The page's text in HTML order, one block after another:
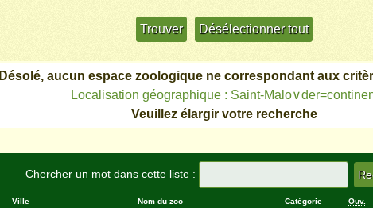
Désolé, aucun espace zoologique ne correspondant aux
Localisation géographique : Saint-
Veuillez élargir votre recherche
Chercher un mot dans cette liste :
Ville
Nom du zoo
Catégorie
Ouv.